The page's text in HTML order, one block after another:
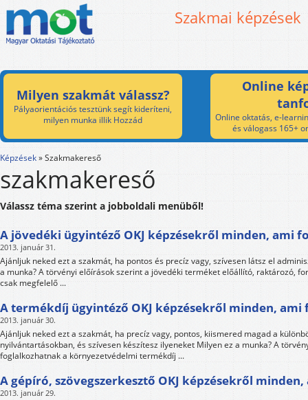
Szakmai képzések
Milyen szakmát válassz?
Pályaorientációs tesztünk segít kideríteni,
milyen munka illik Hozzád
Online
Online oktatás, e-
és válogass 165+
Képzések»Szakmakereső
szakmakereső
Válassz téma szerint a jobboldali menüből!
A jövedéki ügyintéző OKJ képzésekről minden, ami
2013. január 31.
Ajánljuk neked ezt a szakmát, ha pontos és precíz vagy, szívesen látsz el
a munka? A törvényi előírások szerint a jövedéki terméket előállító, raktározó,
csak megfelelő ...
A termékdíj ügyintéző OKJ képzésekről minden, ami
2013. január 30.
Ajánljuk neked ezt a szakmát, ha precíz vagy, pontos, kiismered magad a
nyilvántartásokban, és szívesen készítesz ilyeneket Milyen ez a munka? A
foglalkozhatnak a környezetvédelmi termékdíj ...
A gépíró, szövegszerkesztő OKJ képzésekről
2013. január 29.